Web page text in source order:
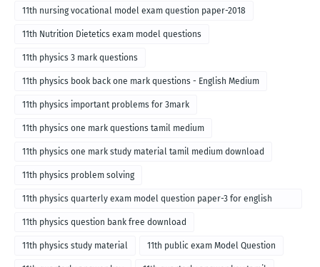
11th nursing vocational model exam question paper-2018
11th Nutrition Dietetics exam model questions
11th physics 3 mark questions
11th physics book back one mark questions - English Medium
11th physics important problems for 3mark
11th physics one mark questions tamil medium
11th physics one mark study material tamil medium download
11th physics problem solving
11th physics quarterly exam model question paper-3 for english
medium
11th physics question bank free download
11th physics study material 11th public exam Model Question